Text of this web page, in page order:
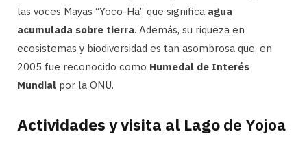
las voces Mayas “Yoco-Ha” que significa agua
acumulada sobre tierra. Además, su riqueza en
ecosistemas y biodiversidad es tan asombrosa que, en
2005 fue reconocido como Humedal de Interés
Mundial por la ONU.
Actividades y visita al Lago de Yojoa